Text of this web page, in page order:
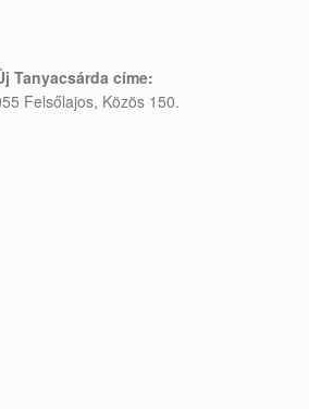
Tanyacsárda címe:
Felsőlajos, Közös 150.